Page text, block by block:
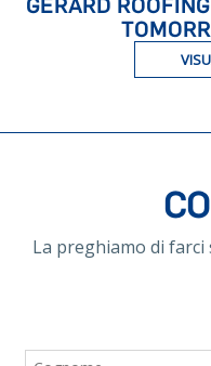
GERARD
La preghiamo di farci